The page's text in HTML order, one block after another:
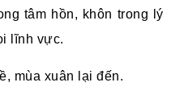
tâm hồn, khôn trong lý
lĩnh vực.
mùa xuân lại đến.